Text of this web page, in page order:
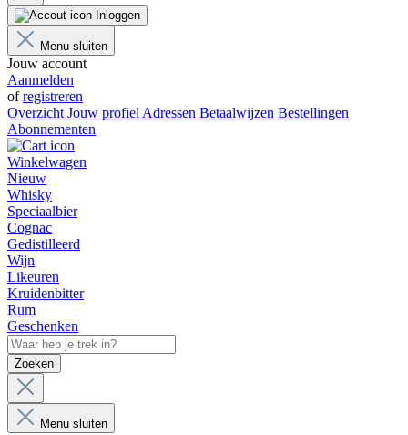
Inloggen
Menu sluiten
Jouw account
Aanmelden
ofregistreren
Overzicht Jouw profiel Adressen Betaalwijzen Bestellingen
Abonnementen
Winkelwagen
Nieuw
Whisky
Speciaalbier
Cognac
Gedistilleerd
Wijn
Likeuren
Kruidenbitter
Rum
Geschenken
Zoeken
Menu sluiten